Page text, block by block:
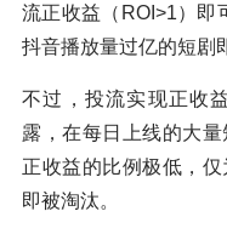
流正收益（ROI>1）即
抖音播放量过亿的短剧
不过，投流实现正收
露，在每日上线的大
正收益的比例极低，
即被淘汰。